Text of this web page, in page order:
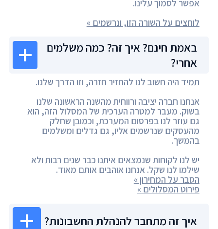
אפשר לסמוך עלינו.
לוחצים על השורה הזו, ונרשמים »
באמת חינם? איך זה? כמה משלמים
אחרי?
תמיד היה חשוב לנו להחזיר חזרה, וזו הדרך שלנו.
אנחנו חברה יציבה ורווחית מהשנה הראשונה שלנו
בשוק. מעבר למטרה הערכית של המסלול הזה, הוא
גם עוזר לנו בפרסום המערכת, וכמובן שחלק
מהעסקים שנרשמים אליו, גם גדלים ומשלמים
בהמשך.
יש לנו לקוחות שנמצאים איתנו כבר שנים רבות ולא
שילמו לנו שקל. אנחנו אוהבים אותם מאוד.
הסבר על המחירון »
פירוט המסלולים »
איך זה מתחבר להנהלת החשבונות?